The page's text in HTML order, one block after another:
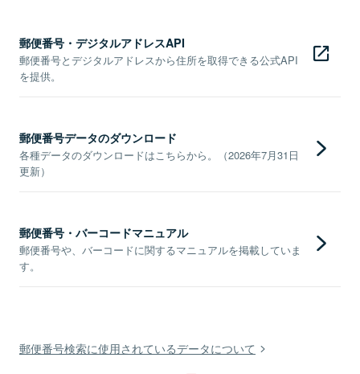
郵便番号・デジタルアドレスAPI
郵便番号とデジタルアドレスから住所を取得できる公式API
を提供。
郵便番号データのダウンロード
各種データのダウンロードはこちらから。（2026年7月31日
更新）
郵便番号・バーコードマニュアル
郵便番号や、バーコードに関するマニュアルを掲載していま
す。
郵便番号検索に使用されているデータについて